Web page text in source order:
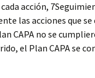
acción,
las acciones que
CAPA no se
el Plan CAPA se